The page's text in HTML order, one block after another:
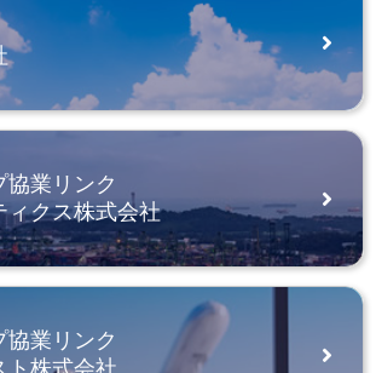
協業リンク
ィクス株式会社
協業リンク
ト株式会社